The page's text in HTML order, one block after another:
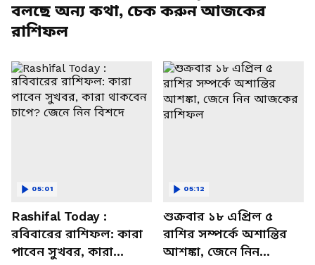
বলছে অন্য কথা, চেক করুন আজকের
রাশিফল
Rashifal Today :
রবিবারের রাশিফল: কারা
পাবেন সুখবর, কারা
05:01
শুক্রবার ১৮ এপ্রিল ৫
রাশির সম্পর্কে অশান্তির
আশঙ্কা, জেনে নিন
05:12